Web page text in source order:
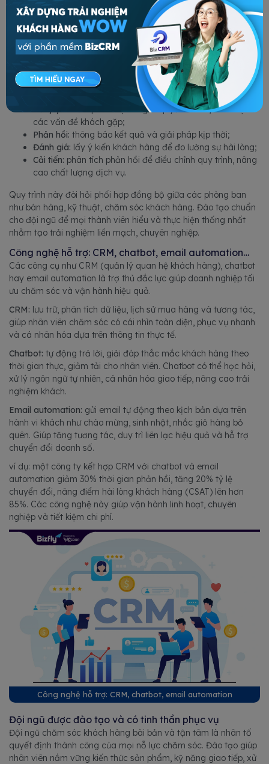
Quy trình chăm sóc rõ ràng, chuyên nghiệp là yếu tố đảm bảo
tính nhất quán và hiệu quả trải nghiệm khách hàng. Một quy
trình chuẩn giúp hạn chế sai sót, rút ngắn thời gian phản hồi và
xây dựng hình ảnh uy tín với khách.
Khung quy trình chăm sóc nên bao gồm các bước:
Tiếp xúc ban đầu:
ghi nhận yêu cầu, cung cấp thông tin
phân loại và giải quyết nhanh, minh bạch
các vấn đề khách gặp;
Phản hồi: thông báo kết quả và giải pháp kịp thời;
Đánh giá: lấy ý kiến khách hàng để đo lường sự hài lòng;
Cải tiến: phân tích phản hồi để điều chỉnh quy trình, nâng
cao chất lượng dịch vụ.
Quy trình này đòi hỏi phối hợp đồng bộ giữa các phòng ban
như bán hàng, kỹ thuật, chăm sóc khách hàng. Đào tạo chuẩn
cho đội ngũ để mọi thành viên hiểu và thực hiện thống nhất
nhằm tạo trải nghiệm liền mạch, chuyên nghiệp.
Công nghệ hỗ trợ: CRM, chatbot, email automation…
Các công cụ như CRM (quản lý quan hệ khách hàng), chatbot
hay email automation là trợ thủ đắc lực giúp doanh nghiệp tối
ưu chăm sóc và vận hành hiệu quả.
CRM: lưu trữ, phân tích dữ liệu, lịch sử mua hàng và tương tác,
giúp nhân viên chăm sóc có cái nhìn toàn diện, phục vụ nhanh
và cá nhân hóa dựa trên thông tin thực tế.
Chatbot: tự động trả lời, giải đáp thắc mắc khách hàng theo
thời gian thực, giảm tải cho nhân viên. Chatbot có thể học hỏi,
xử lý ngôn ngữ tự nhiên, cá nhân hóa giao tiếp, nâng cao trải
nghiệm khách.
Email automation: gửi email tự động theo kịch bản dựa trên
hành vi khách như chào mừng, sinh nhật, nhắc giỏ hàng bỏ
quên. Giúp tăng tương tác, duy trì liên lạc hiệu quả và hỗ trợ
chuyển đổi doanh số.
ví dụ: một công ty kết hợp CRM với chatbot và email
automation giảm 30% thời gian phản hồi, tăng 20% tỷ lệ
chuyển đổi, nâng điểm hài lòng khách hàng (CSAT) lên hơn
85%. Các công nghệ này giúp vận hành linh hoạt, chuyên
nghiệp và tiết kiệm chi phí.
Công nghệ hỗ trợ: CRM, chatbot, email automation
Đội ngũ được đào tạo và có tinh thần phục vụ
Đội ngũ chăm sóc khách hàng bài bản và tận tâm là nhân tố
quyết định thành công của mọi nỗ lực chăm sóc. Đào tạo giúp
nhân viên nắm vững kiến thức sản phẩm, kỹ năng giao tiếp, xử